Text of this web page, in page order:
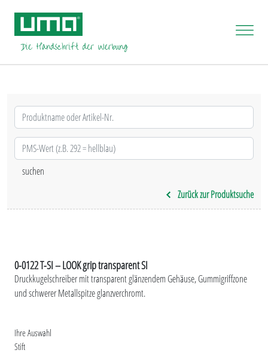
Zurück zur Produktsuche
0-0122 T-SI – LOOK grip transparent SI
Druckkugelschreiber mit transparent glänzendem Gehäuse, Gummigriffzone
und schwerer Metallspitze glanzverchromt.
Ihre Auswahl
Stift